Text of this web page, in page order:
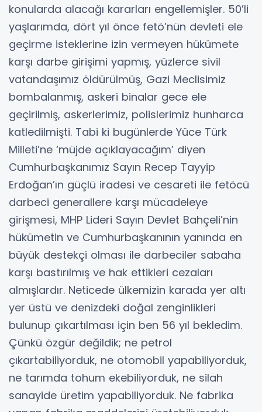
konularda alacağı kararları engellemişler. 50’li
yaşlarımda, dört yıl önce fetö’nün devleti ele
geçirme isteklerine izin vermeyen hükümete
karşı darbe girişimi yapmış, yüzlerce sivil
vatandaşımız öldürülmüş, Gazi Meclisimiz
bombalanmış, askeri binalar gece ele
geçirilmiş, askerlerimiz, polislerimiz hunharca
katledilmişti. Tabi ki bugünlerde Yüce Türk
Milleti’ne ‘müjde açıklayacağım’ diyen
Cumhurbaşkanımız Sayın Recep Tayyip
Erdoğan’ın güçlü iradesi ve cesareti ile fetöcü
darbeci generallere karşı mücadeleye
girişmesi, MHP Lideri Sayın Devlet Bahçeli’nin
hükümetin ve Cumhurbaşkanının yanında en
büyük destekçi olması ile darbeciler sabaha
karşı bastırılmış ve hak ettikleri cezaları
almışlardır. Neticede ülkemizin karada yer altı
yer üstü ve denizdeki doğal zenginlikleri
bulunup çıkartılması için ben 56 yıl bekledim.
Çünkü özgür değildik; ne petrol
çıkartabiliyorduk, ne otomobil yapabiliyorduk,
ne tarımda tohum ekebiliyorduk, ne silah
sanayide üretim yapabiliyorduk. Ne fabrika